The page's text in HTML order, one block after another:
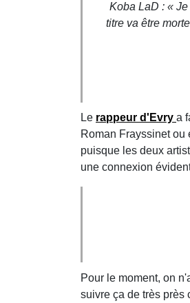
Koba LaD : «
titre va être
Le rappeur d'Evry a
Roman Frayssinet
puisque les deux
une connexion
Pour le moment, on
suivre ça de très près